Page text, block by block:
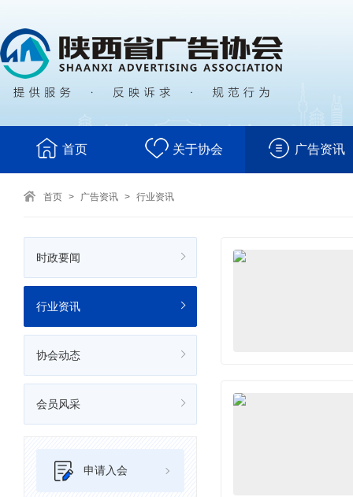
首页 关于协会 广告资讯
首页 > 广告资讯 > 行业资讯
时政要闻
行业资讯
协会动态
会员风采
申请入会